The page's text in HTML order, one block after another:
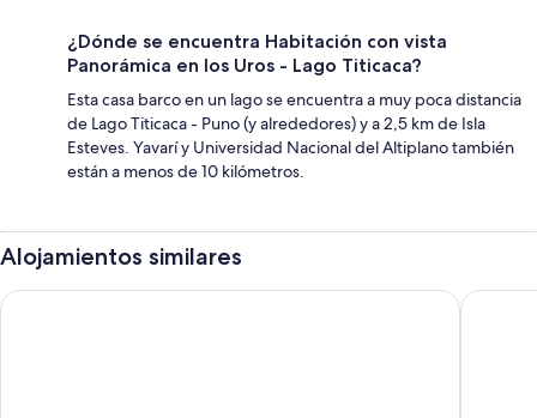
¿Dónde se encuentra Habitación con vista
Panorámica en los Uros - Lago Titicaca?
Esta casa barco en un lago se encuentra a muy poca distancia
de Lago Titicaca - Puno (y alrededores) y a 2,5 km de Isla
Esteves. Yavarí y Universidad Nacional del Altiplano también
están a menos de 10 kilómetros.
Alojamientos similares
Mosoq Inn Kaaro